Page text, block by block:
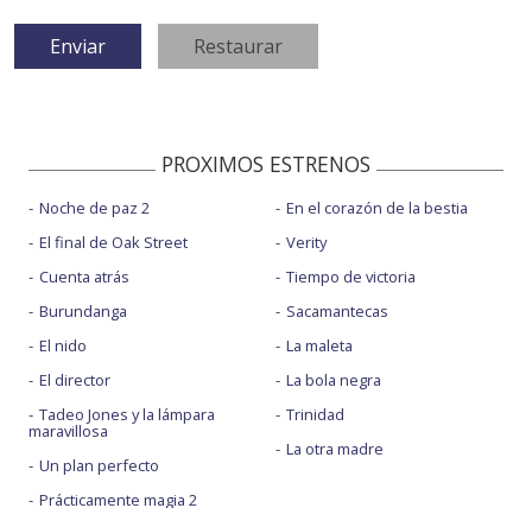
PROXIMOS ESTRENOS
Noche de paz 2
El final de Oak Street
Cuenta atrás
Burundanga
El nido
El director
Tadeo Jones y la lámpara
maravillosa
Un plan perfecto
Prácticamente magia 2
En el corazón de la bestia
Verity
Tiempo de victoria
Sacamantecas
La maleta
La bola negra
Trinidad
La otra madre